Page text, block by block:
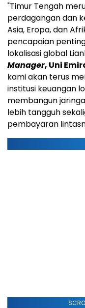
"Timur Tengah
perdagangan dan
Asia, Eropa, dan
pencapaian
lokalisasi global
Manager, Uni
kami akan terus
institusi keuangan
membangun
lebih tangguh
pembayaran